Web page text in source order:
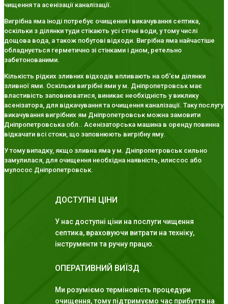
чищення та асенізації каналізації.
Вигрібна яма іноді потребує очищення і викачування септика,
оскільки з ділянки туди стікають усі стічні води, у тому числі
дощова вода, а також побутові відходи. Вигрібна яма найчастіше
обладнується герметично зі стінками і дном, ретельно
забетонованими.
Кількість рідких зливних відходів впливають на об'єм ділянки
зливної ями. Оскільки вигрібні ями у м. Дніпропетровськ має
властивість заповнюватися, виникає необхідність у виклику
асенізатора, для відкачування та очищення каналізації. Таку послугу
викачування вигрібних ям Дніпропетровськ можна замовити
Дніпропетровська обл.. Асенізаторська машина в оренду повинна
відкачати всі стоки, що заповнюють вигрібну яму.
У тому випадку, якщо зливна яма у м. Дніпропетровськ сильно
замулилася, для очищення необхідна наявність, илиссос або
мулосос Дніпропетровськ.
ДОСТУПНІ ЦІНИ
У нас доступні ціни на послуги чищення
септика, враховуючи витрати на техніку,
інструменти та ручну працю.
ОПЕРАТИВНИЙ ВИЇЗД
Ми розуміємо терміновість процедури
очищення, тому підтримуємо час прибуття на